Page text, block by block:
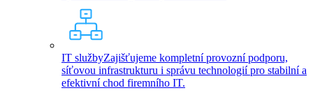
IT službyZajišťujeme kompletní provozní podporu,
síťovou infrastrukturu i správu technologií pro stabilní a
efektivní chod firemního IT.